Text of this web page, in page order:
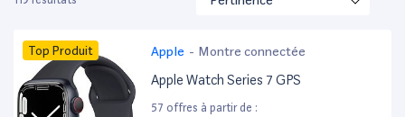
Top Produit Apple - Montre connectée
Apple Watch Series 7 GPS
57 offres à partir de :